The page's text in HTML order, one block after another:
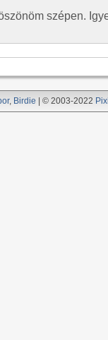
szépen.
, Birdie | © 2003-2022